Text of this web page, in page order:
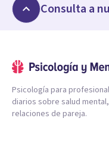
Consulta a
Psicología para
diarios sobre salud
relaciones de pareja.